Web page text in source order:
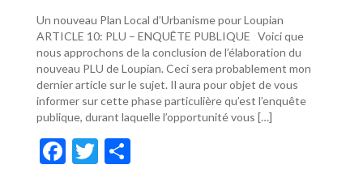
Un nouveau Plan Local d’Urbanisme pour Loupian
ARTICLE 10: PLU – ENQUÊTE PUBLIQUE Voici que
nous approchons de la conclusion de l’élaboration du
nouveau PLU de Loupian. Ceci sera probablement mon
dernier article sur le sujet. Il aura pour objet de vous
informer sur cette phase particulière qu’est l’enquête
publique, durant laquelle l’opportunité vous […]
F
T